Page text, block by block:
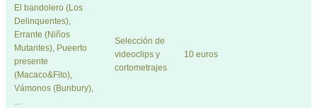
El bandolero (Los
Delinquentes),
Errante (Niños
Mutantes), Pueerto
presente
(Macaco&Fito),
Vámonos (Bunbury),
...
Selección de
videoclips y
cortometrajes
10 euros